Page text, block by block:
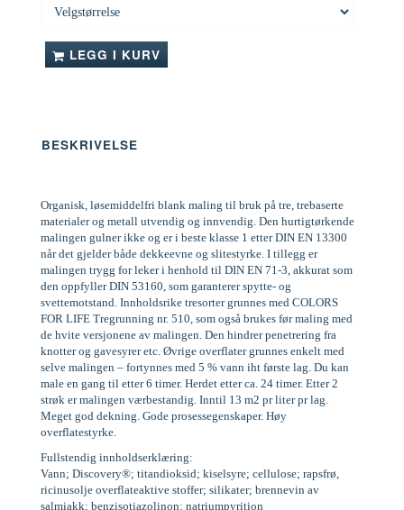
LEGG I KURV
BESKRIVELSE
Organisk, løsemiddelfri blank maling til bruk på tre, trebaserte
materialer og metall utvendig og innvendig. Den hurtigtørkende
malingen gulner ikke og er i beste klasse 1 etter DIN EN 13300
når det gjelder både dekkeevne og slitestyrke. I tillegg er
malingen trygg for leker i henhold til DIN EN 71-3, akkurat som
den oppfyller DIN 53160, som garanterer spytte- og
svettemotstand. Innholdsrike tresorter grunnes med COLORS
FOR LIFE Tregrunning nr. 510, som også brukes før maling med
de hvite versjonene av malingen. Den hindrer penetrering fra
knotter og gavesyrer etc. Øvrige overflater grunnes enkelt med
selve malingen – fortynnes med 5 % vann iht første lag. Du kan
male en gang til etter 6 timer. Herdet etter ca. 24 timer. Etter 2
strøk er malingen værbestandig. Inntil 13 m2 pr liter pr lag.
Meget god dekning. Gode prosessegenskaper. Høy
overflatestyrke.
Fullstendig innholdserklæring:
Vann; Discovery®; titandioksid; kiselsyre; cellulose; rapsfrø,
ricinusolje overflateaktive stoffer; silikater; brennevin av
salmiakk; benzisotiazolinon; natriumpyrition